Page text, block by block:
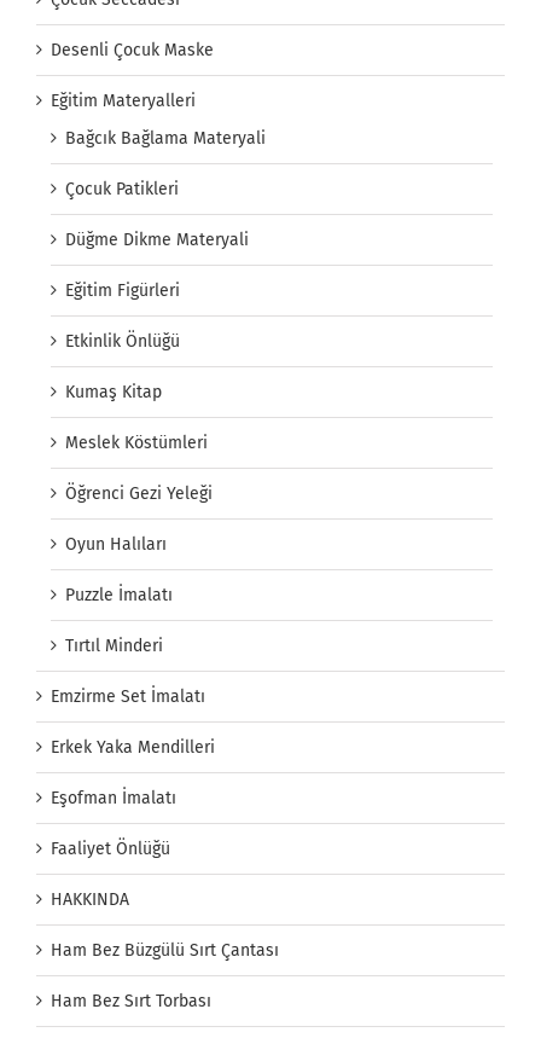
Desenli Çocuk Maske
Eğitim Materyalleri
Bağcık Bağlama Materyali
Çocuk Patikleri
Düğme Dikme Materyali
Eğitim Figürleri
Etkinlik Önlüğü
Kumaş Kitap
Meslek Köstümleri
Öğrenci Gezi Yeleği
Oyun Halıları
Puzzle İmalatı
Tırtıl Minderi
Emzirme Set İmalatı
Erkek Yaka Mendilleri
Eşofman İmalatı
Faaliyet Önlüğü
HAKKINDA
Ham Bez Büzgülü Sırt Çantası
Ham Bez Sırt Torbası